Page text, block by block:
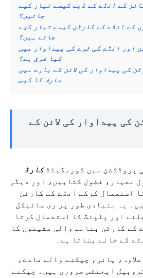
کے انڈے کے ڈبے کیسے تیار کیے
جائیں؟
کے انڈے کے کارٹن کیسے تیار کیے
جاتے ہیں؟
اور انڈے کی ٹرے کی پیداوار میں
کیا فرق ہے؟
کی پیداوار کی لائن کے بارے میں
صارف کا کیس
کی پیداوار کی لائن کے
پروڈکشن میں کوریگیٹڈکارڈ
معیار، فضول کتابیں، اور دیگر
استعمال کرکے انڈے کے کارٹن
یہ بنیادی طور پر ری سائیکل
اور پلپنگ کا استعمال کرتا
کے کارٹن بنانے والی مشینوں کا
کے خانے بناتا ہے۔
پانی، چپکنے والے مادے،
ایجنٹس ضروری ہیں۔ چپکنے